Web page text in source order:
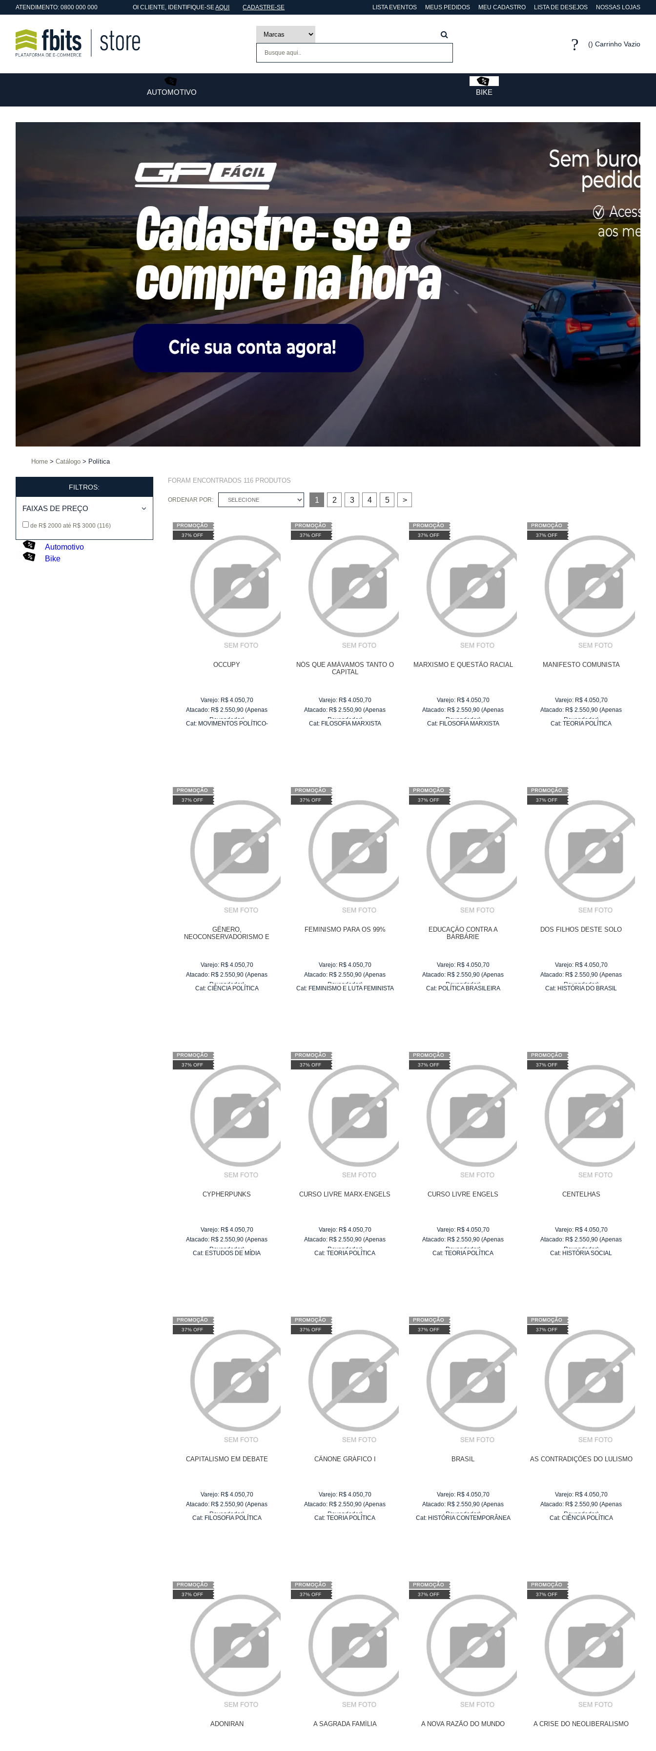
ATENDIMENTO: 0800 000 000 OICLIENTE, IDENTIFIQUE-SEAQUI CADASTRE-SE LISTA EVENTOS MEUS PEDIDOS MEU CADASTRO LISTA DE DESEJOS NOSSAS LOJAS
Carrinho Vazio
AUTOMOTIVO BIKE
Home Catálogo Política
FILTROS:
FAIXAS DE PREÇO
de R$ 2000 até R$ 3000 (116)
Automotivo
Bike
FORAM ENCONTRADOS 116PRODUTOS
ORDENAR POR: SELECIONE 1 2 3 4 5 >
37% OFF
OCCUPY
Varejo: R$ 4.050,70
Atacado: R$ 2.550,90 (Apenas
Revendedor)
Cat: MOVIMENTOS POLÍTICO-
37% OFF
NÓS QUE AMÁVAMOS TANTO O
CAPITAL
Varejo: R$ 4.050,70
Atacado: R$ 2.550,90 (Apenas
Revendedor)
Cat: FILOSOFIA MARXISTA
37% OFF
MARXISMO E QUESTÃO RACIAL
Varejo: R$ 4.050,70
Atacado: R$ 2.550,90 (Apenas
Revendedor)
Cat: FILOSOFIA MARXISTA
37% OFF
MANIFESTO COMUNISTA
Varejo: R$ 4.050,70
Atacado: R$ 2.550,90 (Apenas
Revendedor)
Cat:TEORIA POLÍTICA
37% OFF
GÊNERO,
NEOCONSERVADORISMO E
Varejo: R$ 4.050,70
Atacado: R$ 2.550,90 (Apenas
Revendedor)
Cat: CIÊNCIA POLÍTICA
37% OFF
FEMINISMO PARA OS 99%
Varejo: R$ 4.050,70
Atacado: R$ 2.550,90 (Apenas
Revendedor)
Cat: FEMINISMO E LUTA FEMINISTA
37% OFF
EDUCAÇÃO CONTRA A
BARBÁRIE
Varejo: R$ 4.050,70
Atacado: R$ 2.550,90 (Apenas
Revendedor)
Cat: POLÍTICA BRASILEIRA
37% OFF
DOS FILHOS DESTE SOLO
Varejo: R$ 4.050,70
Atacado: R$ 2.550,90 (Apenas
Revendedor)
Cat: HISTÓRIA DO BRASIL
37% OFF
CYPHERPUNKS
Varejo: R$ 4.050,70
Atacado: R$ 2.550,90 (Apenas
Revendedor)
Cat: ESTUDOS DE MÍDIA
37% OFF
CURSO LIVRE MARX-ENGELS
Varejo: R$ 4.050,70
Atacado: R$ 2.550,90 (Apenas
Revendedor)
Cat:TEORIA POLÍTICA
37% OFF
CURSO LIVRE ENGELS
Varejo: R$ 4.050,70
Atacado: R$ 2.550,90 (Apenas
Revendedor)
Cat:TEORIA POLÍTICA
37% OFF
CENTELHAS
Varejo: R$ 4.050,70
Atacado: R$ 2.550,90 (Apenas
Revendedor)
Cat: HISTÓRIA SOCIAL
37% OFF
CAPITALISMO EM DEBATE
Varejo: R$ 4.050,70
Atacado: R$ 2.550,90 (Apenas
Revendedor)
Cat: FILOSOFIA POLÍTICA
37% OFF
CÂNONE GRÁFICO I
Varejo: R$ 4.050,70
Atacado: R$ 2.550,90 (Apenas
Revendedor)
Cat:TEORIA POLÍTICA
37% OFF
BRASIL
Varejo: R$ 4.050,70
Atacado: R$ 2.550,90 (Apenas
Revendedor)
Cat: HISTÓRIA CONTEMPORÂNEA
37% OFF
AS CONTRADIÇÕES DO LULISMO
Varejo: R$ 4.050,70
Atacado: R$ 2.550,90 (Apenas
Revendedor)
Cat: CIÊNCIA POLÍTICA
37% OFF
ADONIRAN
37% OFF
A SAGRADA FAMÍLIA
37% OFF
A NOVA RAZÃO DO MUNDO
37% OFF
A CRISE DO NEOLIBERALISMO